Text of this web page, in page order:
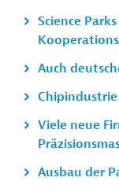
Science
Auch
Viele neue
Ausbau der